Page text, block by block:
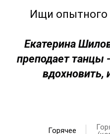
Ищи опытного
Екатерина
преподает танцы
вдохновить,
Горячее